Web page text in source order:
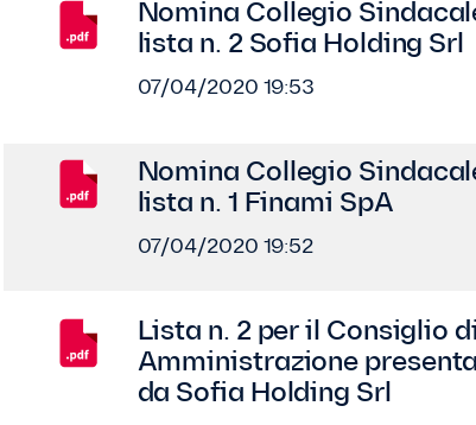
Nomina Collegio
lista n. 2 Sofia Holding Srl
07/04/2020 19:53
Nomina Collegio
lista n. 1 Finami SpA
07/04/2020 19:52
Lista n. 2 per il Consiglio di
Amministrazione
da Sofia Holding Srl